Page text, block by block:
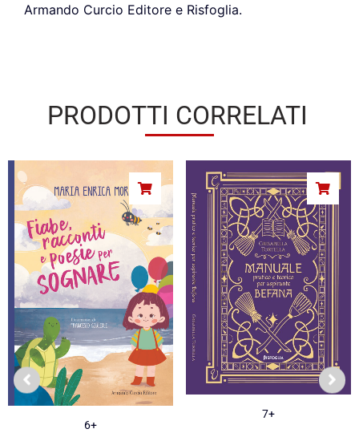
Armando Curcio Editore e Risfoglia.
PRODOTTI CORRELATI
6+
7+